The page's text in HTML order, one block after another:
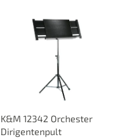
K&M 12342 Orchester
Dirigentenpult